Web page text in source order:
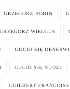
GRZEGORZ BOBIN
GRZEGORZ WIELGUS
GUCIO SIĘ
GUCIO SIĘ NUDZI
GUILBERT FRANCOISE